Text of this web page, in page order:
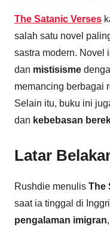
The Satanic Verses
salah satu novel
sastra modern. Novel
dan mistisisme
memancing berbagai
Selain itu, buku ini
dan kebebasan
Latar
Rushdie menulis The
saat ia tinggal di
pengalaman imigran,